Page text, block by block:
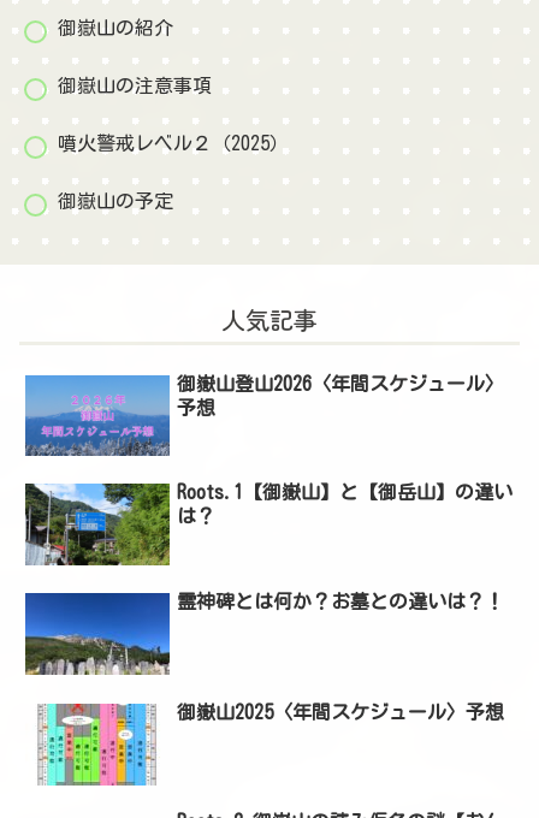
御嶽山の紹介
御嶽山の注意事項
噴火警戒レベル２（2025）
御嶽山の予定
人気記事
御嶽山登山2026〈年間スケジュール〉
予想
Roots.1【御嶽山】と【御岳山】の違い
は？
霊神碑とは何か？お墓との違いは？！
御嶽山2025〈年間スケジュール〉予想